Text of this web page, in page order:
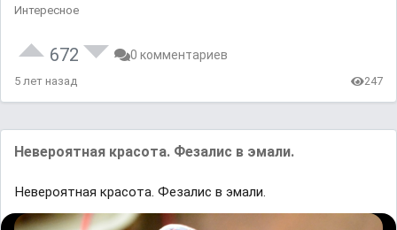
Интересное
672 0 комментариев
5 лет назад 247
Невероятная красота. Фезалис в эмали.
Невероятная красота. Фезалис в эмали.